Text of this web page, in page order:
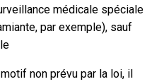
médicale spéciale
par exemple), sauf
non prévu par la loi, il